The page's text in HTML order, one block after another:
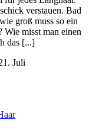
verstauen. Bad
groß muss so ein
Wie misst man einen
das [...]
Juli